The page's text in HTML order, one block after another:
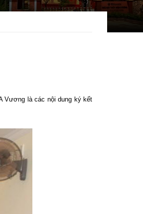
Vương là các nội dung ký kết